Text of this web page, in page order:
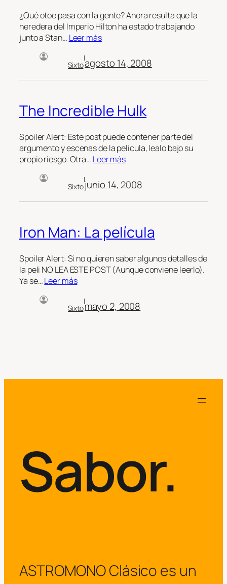
¿Qué otoe pasa con la gente? Ahora resulta que la
heredera del Imperio Hilton ha estado trabajando
junto a Stan… Leer más
Sixto
|agosto 14, 2008
The Incredible Hulk
Spoiler Alert: Este post puede contener parte del
argumento y escenas de la película, lealo bajo su
propio riesgo. Otra… Leer más
Sixto
|junio 14, 2008
Iron Man: La película
Spoiler Alert: Si no quieren saber algunos detalles de
la peli NO LEA ESTE POST (Aunque conviene leerlo).
Ya se…Leer más
Sixto
|mayo 2, 2008
Sabor.
ASTROMONO Clásico es un